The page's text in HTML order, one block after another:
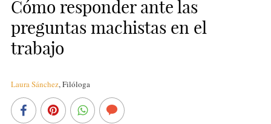
Cómo responder ante las
preguntas machistas en el
trabajo
Laura Sánchez,Filóloga